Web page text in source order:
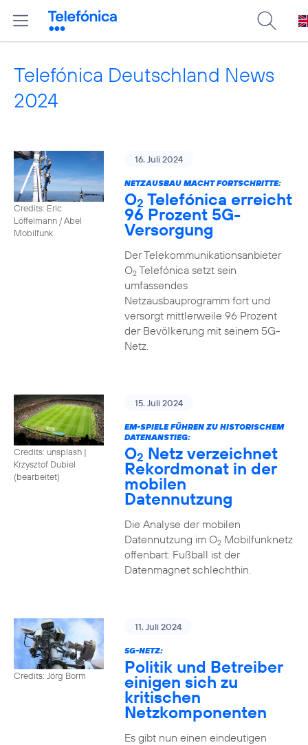
Telefónica Deutschland News
2024
Credits: Eric
Löffelmann / Abel
Mobilfunk
16. Juli 2024
NETZAUSBAU MACHT FORTSCHRITTE:
O2 Telefónica erreicht
96 Prozent 5G-
Versorgung
Der Telekommunikationsanbieter
O2Telefónica setzt sein
umfassendes
Netzausbauprogramm fort und
versorgt mittlerweile 96 Prozent
der Bevölkerung mit seinem 5G-
Netz.
Credits: unsplash |
Krzysztof Dubiel
(bearbeitet)
15. Juli 2024
EM-SPIELE FÜHREN ZU HISTORISCHEM
DATENANSTIEG:
O2 Netz verzeichnet
Rekordmonat in der
mobilen
Datennutzung
Die Analyse der mobilen
Datennutzung im O2Mobilfunknetz
offenbart: Fußball ist der
Datenmagnet schlechthin.
Credits: Jörg Borm
11. Juli 2024
5G-NETZ:
Politik und Betreiber
einigen sich zu
kritischen
Netzkomponenten
Es gibt nun einen eindeutigen